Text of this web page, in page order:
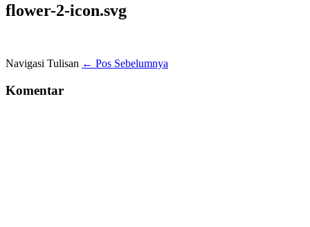
flower-2-icon.svg
Navigasi Tulisan ← Pos Sebelumnya
Komentar